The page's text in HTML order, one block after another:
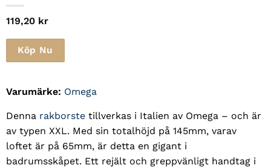
119,20 kr
Köp Nu
Varumärke: Omega
Denna rakborstetillverkas i Italien av Omega – och är
av typen XXL. Med sin totalhöjd på 145mm, varav
loftet är på 65mm, är detta en gigant i
badrumsskåpet. Ett rejält och greppvänligt handtag i